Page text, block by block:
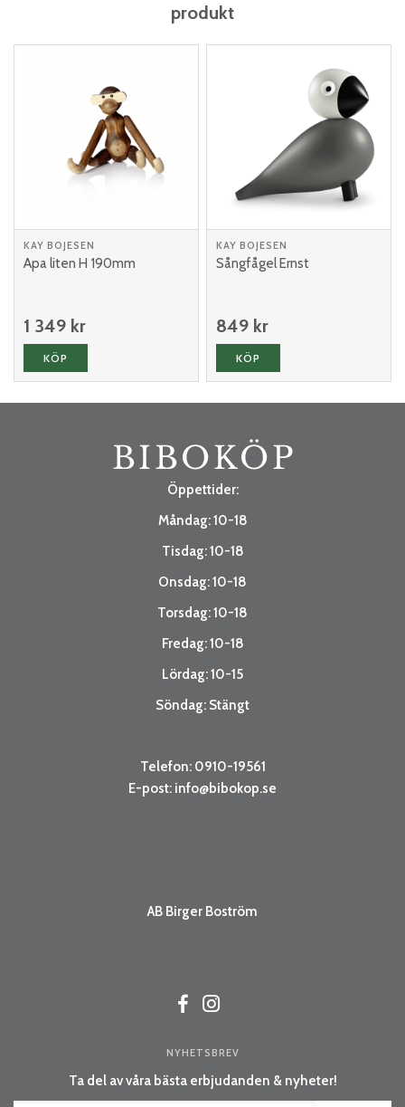
produkt
KAY BOJESEN
Apa liten H 190mm
1 349 kr
KÖP
KAY BOJESEN
Sångfågel Ernst
849 kr
KÖP
Öppettider:
Måndag: 10-18
Tisdag: 10-18
Onsdag: 10-18
Torsdag: 10-18
Fredag: 10-18
Lördag: 10-15
Söndag: Stängt
Telefon: 0910-19561
E-post: info@bibokop.se
AB Birger Boström
NYHETSBREV
Ta del av våra bästa erbjudanden & nyheter!